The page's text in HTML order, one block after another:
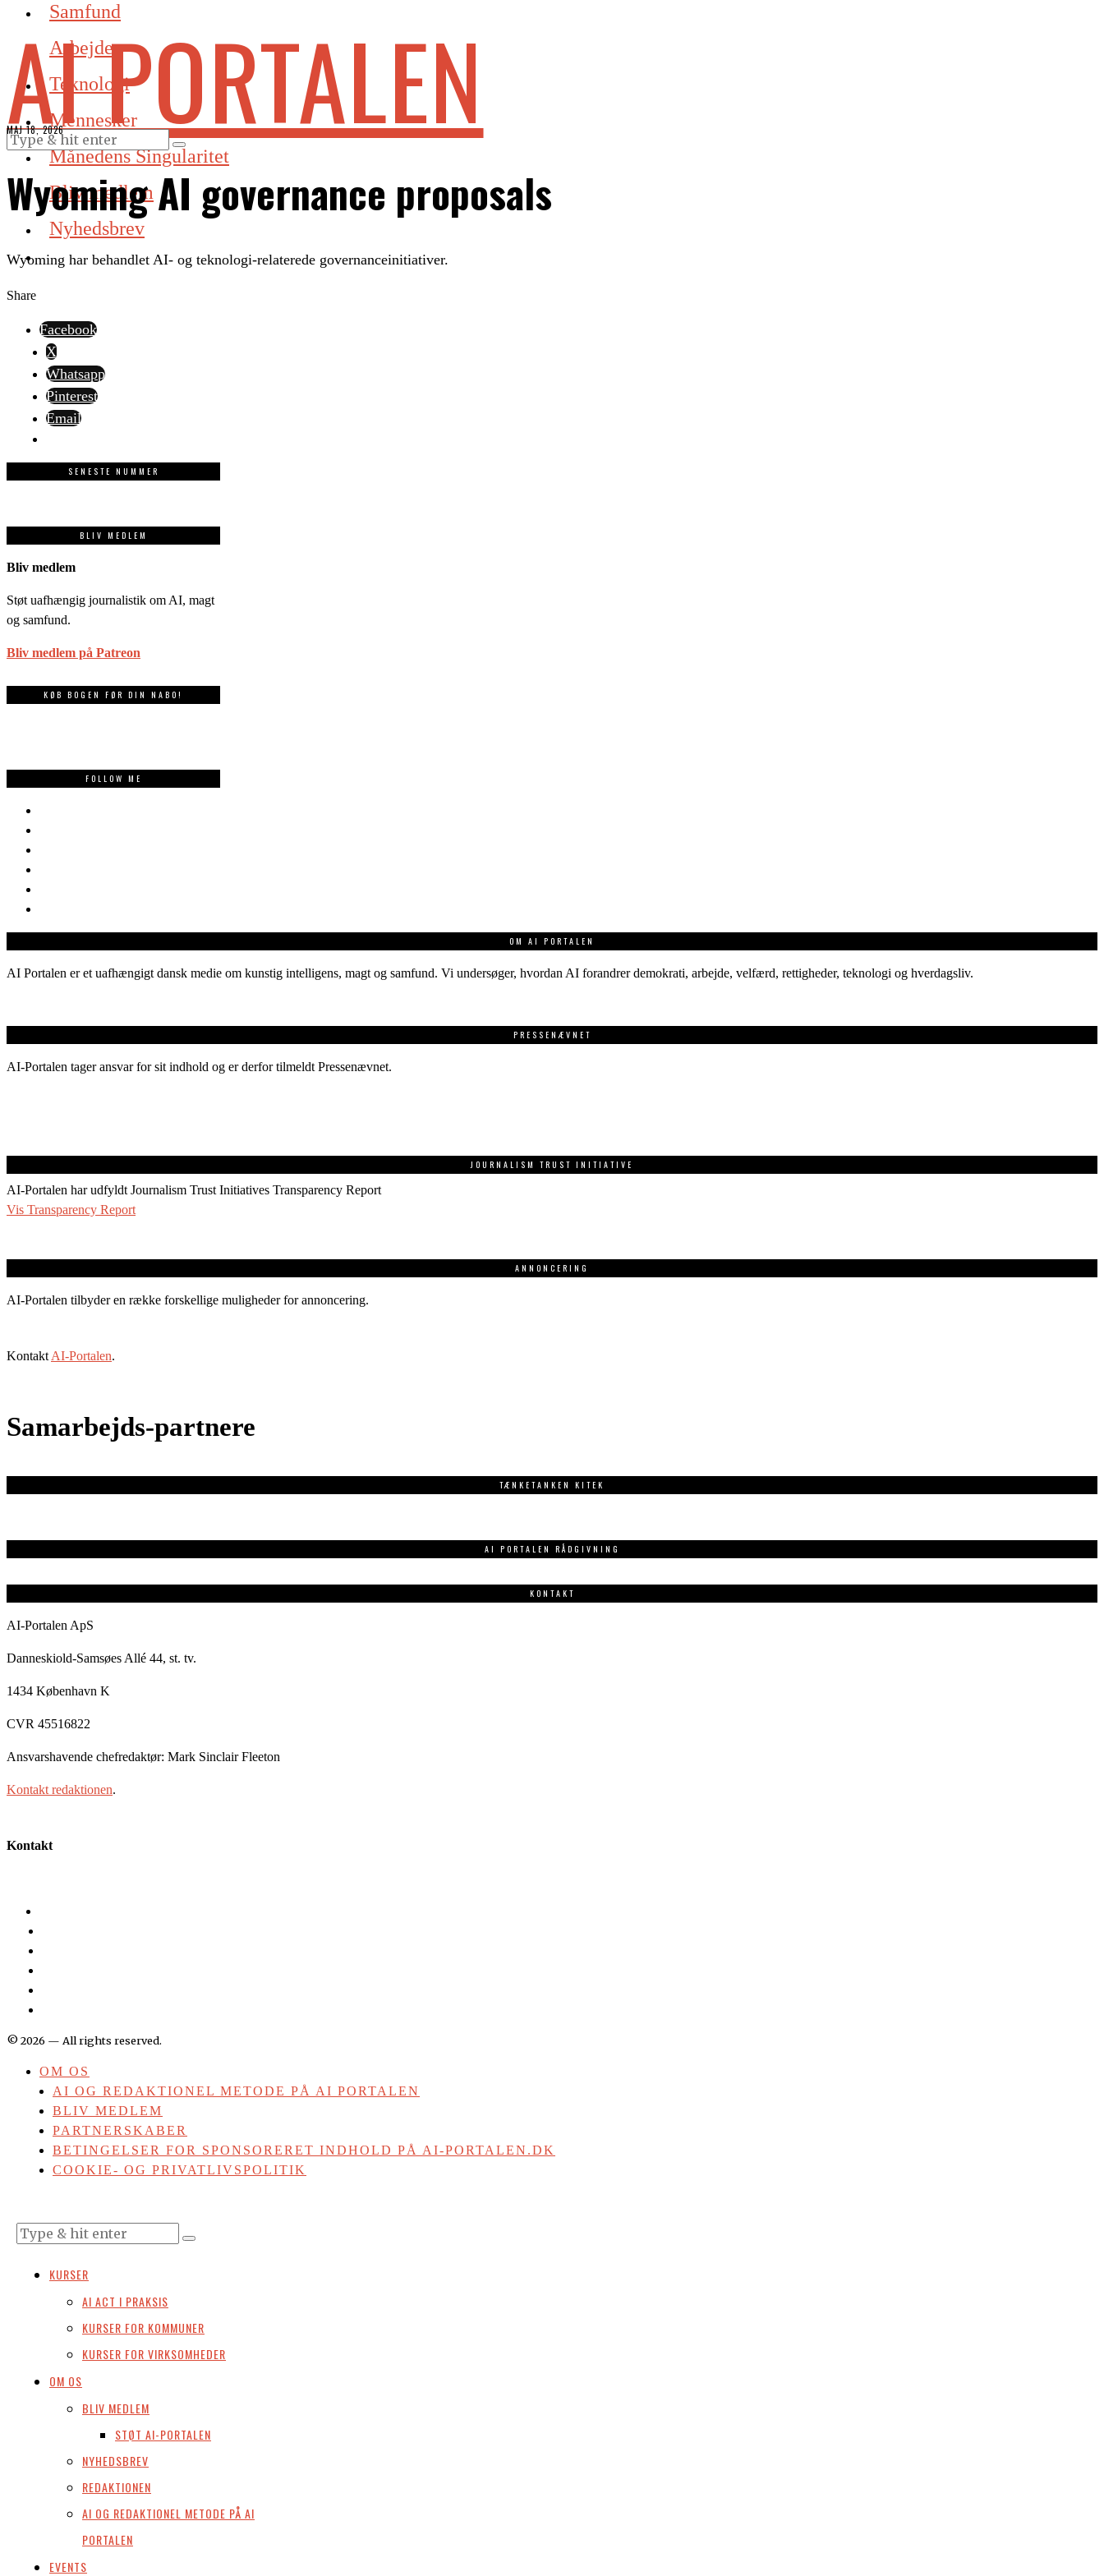
Samfund
Arbejde
Teknologi
Mennesker
Månedens Singularitet
Bliv medlem
Nyhedsbrev
AI PORTALEN
MAJ 18, 2026
Wyoming AI governance proposals
Wyoming har behandlet AI- og teknologi-relaterede governanceinitiativer.
Share
Facebook
X
Whatsapp
Pinterest
Email
SENESTE NUMMER
BLIV MEDLEM
Bliv medlem
Støt uafhængig journalistik om AI, magt
og samfund.
Bliv medlem på Patreon
KØB BOGEN FØR DIN NABO!
FOLLOW ME
OM AI PORTALEN
AI Portalen er et uafhængigt dansk medie om kunstig intelligens, magt og samfund. Vi undersøger, hvordan AI forandrer demokrati, arbejde, velfærd, rettigheder, teknologi og hverdagsliv.
PRESSENÆVNET
AI-Portalen tager ansvar for sit indhold og er derfor tilmeldt Pressenævnet.
JOURNALISM TRUST INITIATIVE
AI-Portalen har udfyldt Journalism Trust Initiatives Transparency Report
Vis Transparency Report
ANNONCERING
AI-Portalen tilbyder en række forskellige muligheder for annoncering.
Kontakt AI-Portalen.
Samarbejds-partnere
TÆNKETANKEN KITEK
AI PORTALEN RÅDGIVNING
KONTAKT
AI-Portalen ApS
Danneskiold-Samsøes Allé 44, st. tv.
1434 København K
CVR 45516822
Ansvarshavende chefredaktør: Mark Sinclair Fleeton
Kontakt redaktionen.
Kontakt
©2026 — All rights reserved.
OM OS
AI OG REDAKTIONEL METODE PÅ AI PORTALEN
BLIV MEDLEM
PARTNERSKABER
BETINGELSER FOR SPONSORERET INDHOLD PÅ AI-PORTALEN.DK
COOKIE- OG PRIVATLIVSPOLITIK
KURSER
AI ACT I PRAKSIS
KURSER FOR KOMMUNER
KURSER FOR VIRKSOMHEDER
OM OS
BLIV MEDLEM
STØT AI-PORTALEN
NYHEDSBREV
REDAKTIONEN
AI OG REDAKTIONEL METODE PÅ AI
PORTALEN
EVENTS